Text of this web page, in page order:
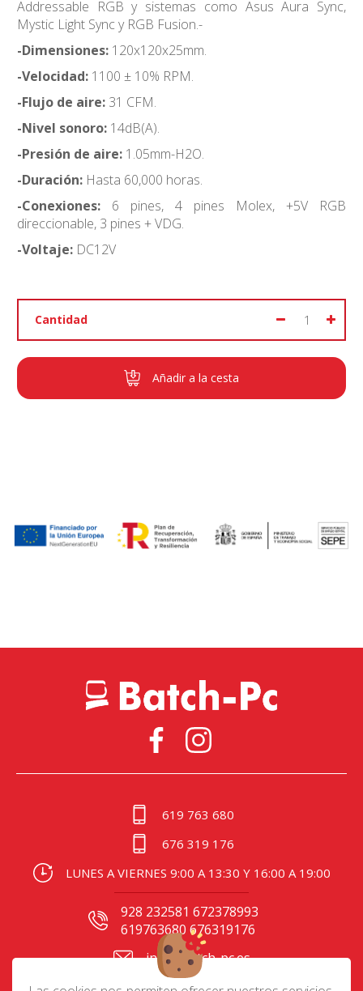
Addressable RGB y sistemas como Asus Aura Sync,
Mystic Light Sync y RGB Fusion.-
-Dimensiones: 120x120x25mm.
-Velocidad: 1100 ± 10% RPM.
-Flujo de aire: 31 CFM.
-Nivel sonoro: 14dB(A).
-Presión de aire: 1.05mm-H2O.
-Duración: Hasta 60,000 horas.
-Conexiones: 6 pines, 4 pines Molex, +5V RGB
direccionable, 3 pines + VDG.
-Voltaje: DC12V
Cantidad
Añadir a la cesta
619 763 680
676 319 176
LUNES A VIERNES 9:00 A 13:30 Y 16:00 A 19:00
928 232581 672378993
619763680 676319176
info@batch-pc.es
C/ Gral. Mas de Gaminde